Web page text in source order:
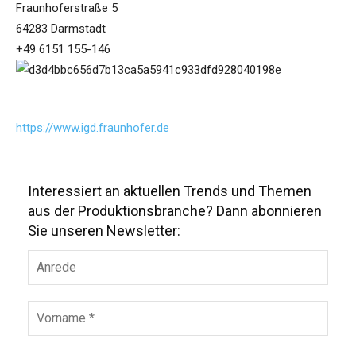
Fraunhoferstraße 5
64283 Darmstadt
+49 6151 155-146
https://www.igd.fraunhofer.de
Interessiert an aktuellen Trends und Themen
aus der Produktionsbranche? Dann abonnieren
Sie unseren Newsletter: